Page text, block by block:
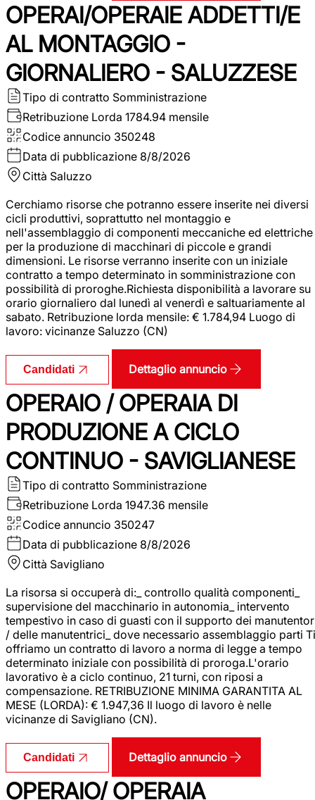
OPERAI/OPERAIE ADDETTI/E
AL MONTAGGIO -
GIORNALIERO - SALUZZESE
Tipo di contratto Somministrazione
Retribuzione Lorda 1784.94 mensile
Codice annuncio 350248
Data di pubblicazione 8/8/2026
Città Saluzzo
Cerchiamo risorse che potranno essere inserite nei diversi
cicli produttivi, soprattutto nel montaggio e
nell'assemblaggio di componenti meccaniche ed elettriche
per la produzione di macchinari di piccole e grandi
dimensioni. Le risorse verranno inserite con un iniziale
contratto a tempo determinato in somministrazione con
possibilità di proroghe.Richiesta disponibilità a lavorare su
orario giornaliero dal lunedì al venerdì e saltuariamente al
sabato. Retribuzione lorda mensile: € 1.784,94 Luogo di
lavoro: vicinanze Saluzzo (CN)
Candidati Dettaglio annuncio
OPERAIO / OPERAIA DI
PRODUZIONE A CICLO
CONTINUO - SAVIGLIANESE
Tipo di contratto Somministrazione
Retribuzione Lorda 1947.36 mensile
Codice annuncio 350247
Data di pubblicazione 8/8/2026
Città Savigliano
La risorsa si occuperà di:_ controllo qualità componenti_
supervisione del macchinario in autonomia_ intervento
tempestivo in caso di guasti con il supporto dei
/ delle manutentrici_ dove necessario assemblaggio parti Ti
offriamo un contratto di lavoro a norma di legge a tempo
determinato iniziale con possibilità di proroga.L'orario
lavorativo è a ciclo continuo, 21 turni, con riposi a
compensazione. RETRIBUZIONE MINIMA GARANTITA AL
MESE (LORDA): € 1.947,36 Il luogo di lavoro è nelle
vicinanze di Savigliano (CN).
Candidati Dettaglio annuncio
OPERAIO/ OPERAIA